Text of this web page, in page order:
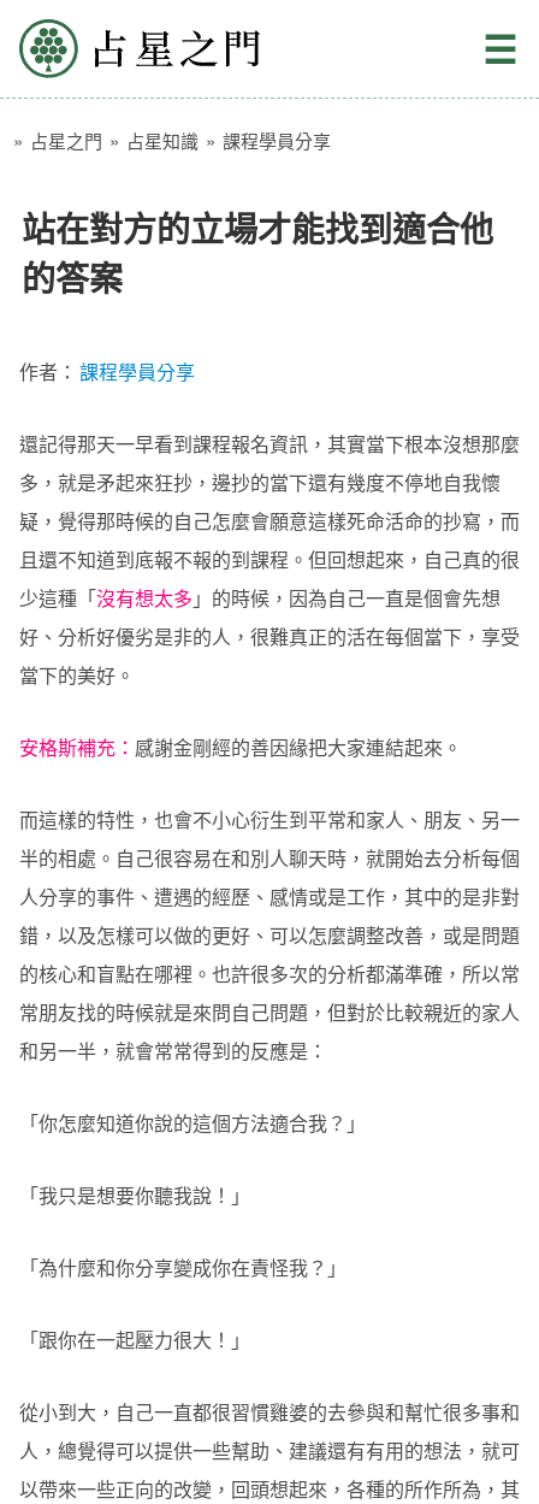
占星之門 ☰
» 占星之門 » 占星知識 » 課程學員分享
站在對方的立場才能找到適合他
的答案
作者： 課程學員分享
還記得那天一早看到課程報名資訊，其實當下根本沒想那麼
多，就是矛起來狂抄，邊抄的當下還有幾度不停地自我懷
疑，覺得那時候的自己怎麼會願意這樣死命活命的抄寫，而
且還不知道到底報不報的到課程。但回想起來，自己真的很
少這種「沒有想太多 」的時候，因為自己一直是個會先想
好、分析好優劣是非的人，很難真正的活在每個當下，享受
當下的美好。
安格斯補充： 感謝金剛經的善因緣把大家連結起來。
而這樣的特性，也會不小心衍生到平常和家人、朋友、另一
半的相處。自己很容易在和別人聊天時，就開始去分析每個
人分享的事件、遭遇的經歷、感情或是工作，其中的是非對
錯，以及怎樣可以做的更好、可以怎麼調整改善，或是問題
的核心和盲點在哪裡。也許很多次的分析都滿準確，所以常
常朋友找的時候就是來問自己問題，但對於比較親近的家人
和另一半，就會常常得到的反應是：
「你怎麼知道你說的這個方法適合我？」
「我只是想要你聽我說！」
「為什麼和你分享變成你在責怪我？」
「跟你在一起壓力很大！」
從小到大，自己一直都很習慣雞婆的去參與和幫忙很多事和
人，總覺得可以提供一些幫助、建議還有有用的想法，就可
以帶來一些正向的改變，回頭想起來，各種的所作所為，其